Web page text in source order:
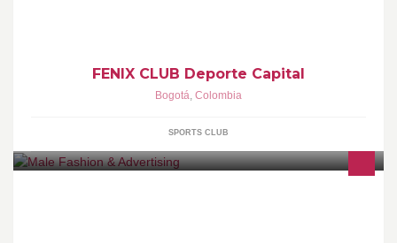
FENIX CLUB Deporte Capital
Bogotá, Colombia
SPORTS CLUB